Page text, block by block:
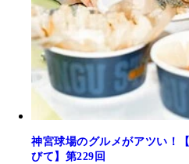
神宮球場のグルメがアツい！
びて】第229回